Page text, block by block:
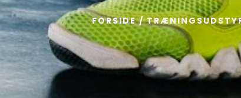
FORSIDE/